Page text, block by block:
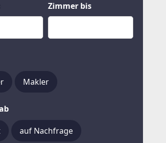
Zimmer bis
Makler
auf Nachfrage